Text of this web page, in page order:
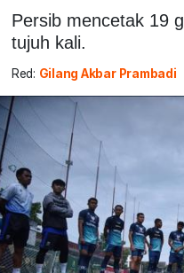
Persib mencetak 19
tujuh kali.
Red: Gilang Akbar Prambadi